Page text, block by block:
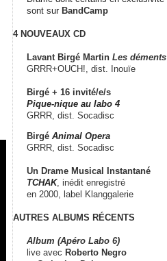
sont sur BandCamp
4 NOUVEAUX CD
Lavant Birgé Martin Les déments
GRRR+OUCH!, dist. Inouïe
Birgé + 16 invité/e/s
Pique-nique au labo 4
GRRR, dist. Socadisc
Birgé Animal Opera
GRRR, dist. Socadisc
Un Drame Musical Instantané
TCHAK, inédit enregistré
en 2000, label Klanggalerie
AUTRES ALBUMS RÉCENTS
Album (Apéro Labo 6)
live avec Roberto Negro